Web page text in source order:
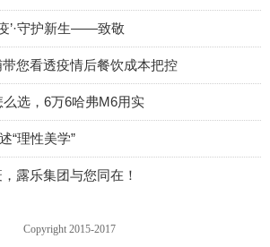
’·守护新生——致敬
您看透疫情后餐饮成本把控
选，6万6哈弗M6用实
“理性美学”
露乐集团与您同在！